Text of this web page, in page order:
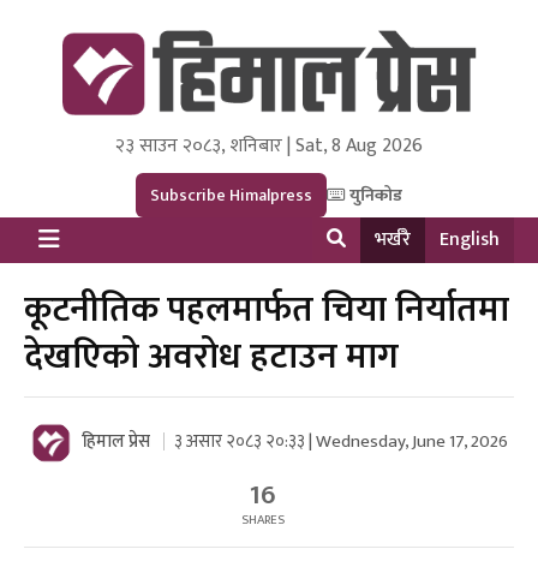
Himal Press
Dot NewsyNepal Media and Research Pvt Ltd.
२३ साउन २०८३, शनिबार | Sat, 8 Aug 2026
Subscribe Himalpress युनिकोड
भर्खरै English
कूटनीतिक पहलमार्फत चिया निर्यातमा
देखएिको अवरोध हटाउन माग
हिमाल प्रेस ३ असार २०८३ २०:३३ | Wednesday, June 17, 2026
16
SHARES